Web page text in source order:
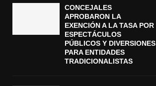
CONCEJALES
APROBARON LA
EXENCIÓN A LA TASA POR
ESPECTÁCULOS
PÚBLICOS Y DIVERSIONES
PARA ENTIDADES
TRADICIONALISTAS